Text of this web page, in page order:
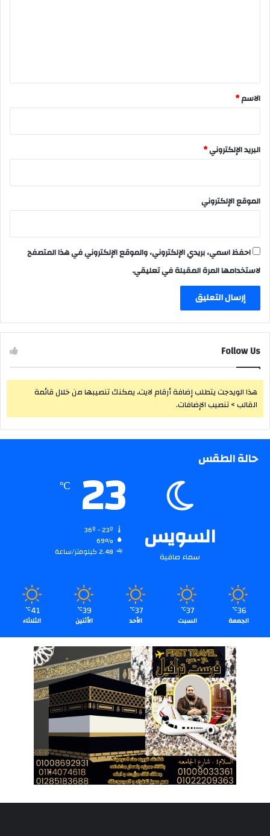
*
الاسم*
البريد الإلكتروني*
الموقع الإلكتروني
احفظ اسمي، بريدي الإلكتروني، والموقع الإلكتروني في هذا المتصفح
لاستخدامها المرة المقبلة في تعليقي.
Follow Us
هذا الويدجت يتطلب إضافة أرقام لايت، يمكنك تنصيبها من خلال قائمة
القالب > تنصيب الإضافات.
حالة الطقس
السويس
سماء صافية
23
℃
69%
2.48 كيلومتر/ساعة
36
℃
الجمعة
37
℃
السبت
37
℃
الأحد
39
℃
الأثنين
41
℃
الثلاثاء